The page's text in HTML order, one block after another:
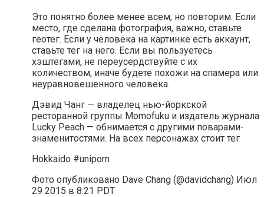
Это понятно более менее всем, но повторим. Если
место, где сделана фотография, важно, ставьте
геотег. Если у человека на картинке есть аккаунт,
ставьте тег на него. Если вы пользуетесь
хэштегами, не переусердствуйте с их
количеством, иначе будете похожи на спамера или
неуравновешенного человека.
Дэвид Чанг — владелец нью-йоркской
ресторанной группы Momofuku и издатель журнала
Lucky Peach — обнимается с другими поварами-
знаменитостями. На всех персонажах стоит тег
Hokkaido #uniporn
Фото опубликовано Dave Chang (@davidchang) Июл
29 2015 в 8:21 PDT